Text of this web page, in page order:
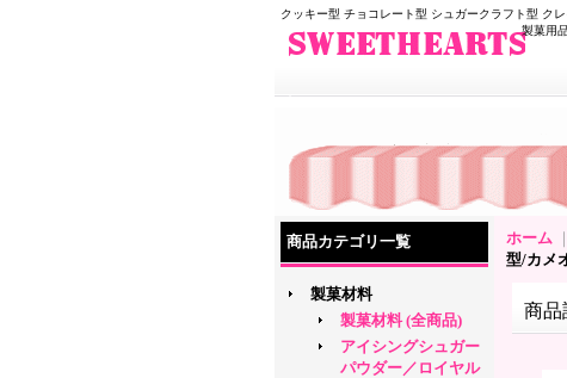
クッキー型 チョコレート型 シュガークラフト型 ク
製菓用
商品カテゴリ一覧
製菓材料
製菓材料 (全商品)
アイシングシュガー
パウダー／ロイヤル
ホーム
型/カメ
商品